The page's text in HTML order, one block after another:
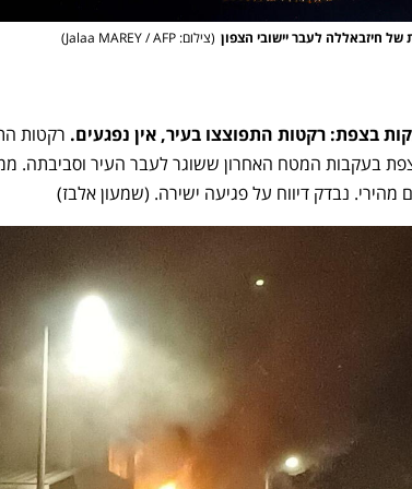
של חיזבאללה לעבר יישובי הצפון (צילום: Jalaa MAREY / AFP )
בצפת: רקטות התפוצצו בעיר, אין נפגעים.
מהירי. נבדק דיווח על פגיעה ישירה. (שמעון אלבז)